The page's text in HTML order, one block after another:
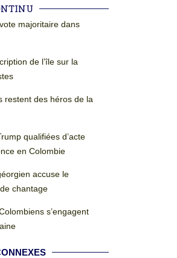
majoritaire dans
de l’île sur la
restent des héros de la
qualifiées d’acte
en Colombie
accuse le
chantage
s’engagent